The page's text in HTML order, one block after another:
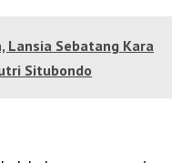
Lansia Sebatang Kara
Situbondo